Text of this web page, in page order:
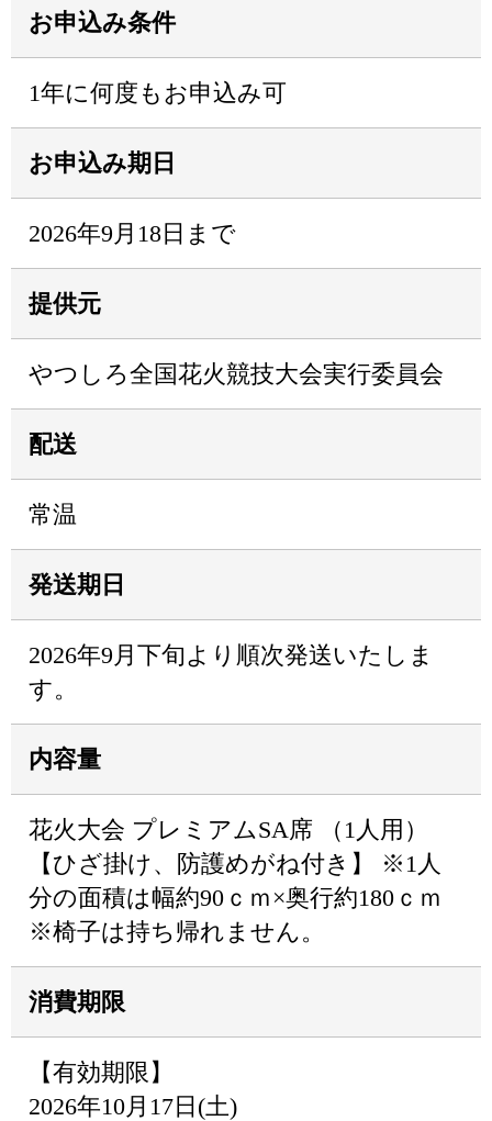
お申込み条件
1年に何度もお申込み可
お申込み期日
2026年9月18日まで
提供元
やつしろ全国花火競技大会実行委員会
配送
常温
発送期日
2026年9月下旬より順次発送いたしま
す。
内容量
花火大会 プレミアムSA席 （1人用）
【ひざ掛け、防護めがね付き】 ※1人
分の面積は幅約90ｃｍ×奥行約180ｃｍ
※椅子は持ち帰れません。
消費期限
【有効期限】
2026年10月17日(土)